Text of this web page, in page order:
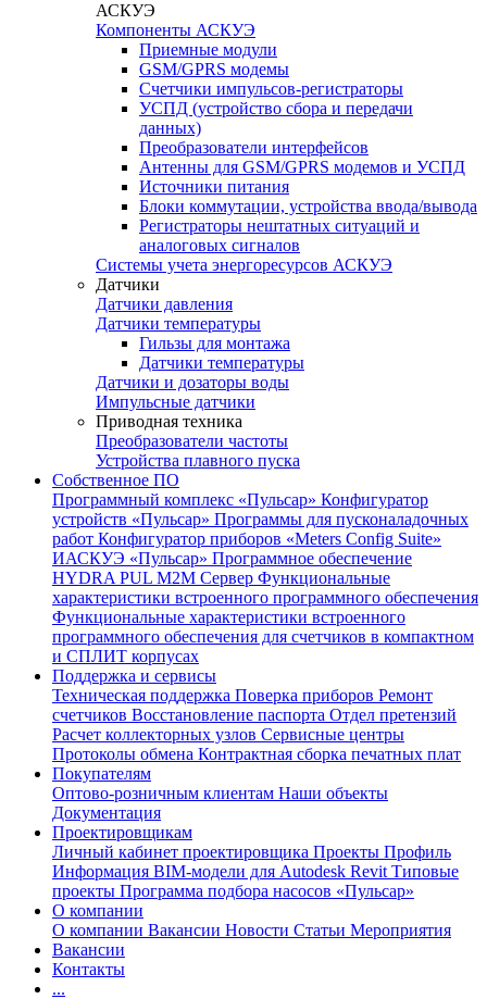
АСКУЭ
Компоненты АСКУЭ
Приемные модули
GSM/GPRS модемы
Счетчики импульсов-регистраторы
УСПД (устройство сбора и передачи
данных)
Преобразователи интерфейсов
Антенны для GSM/GPRS модемов и УСПД
Источники питания
Блоки коммутации, устройства ввода/вывода
Регистраторы нештатных ситуаций и
аналоговых сигналов
Системы учета энергоресурсов АСКУЭ
Датчики
Датчики давления
Датчики температуры
Гильзы для монтажа
Датчики температуры
Датчики и дозаторы воды
Импульсные датчики
Приводная техника
Преобразователи частоты
Устройства плавного пуска
Собственное ПО
Программный комплекс «Пульсар» Конфигуратор
устройств «Пульсар» Программы для пусконаладочных
работ Конфигуратор приборов «Meters Config Suite»
ИАСКУЭ «Пульсар» Программное обеспечение
HYDRA PUL M2M Сервер Функциональные
характеристики встроенного программного обеспечения
Функциональные характеристики встроенного
программного обеспечения для счетчиков в компактном
и СПЛИТ корпусах
Поддержка и сервисы
Техническая поддержка Поверка приборов Ремонт
счетчиков Восстановление паспорта Отдел претензий
Расчет коллекторных узлов Сервисные центры
Протоколы обмена Контрактная сборка печатных плат
Покупателям
Оптово-розничным клиентам Наши объекты
Документация
Проектировщикам
Личный кабинет проектировщика Проекты Профиль
Информация BIM-модели для Autodesk Revit Типовые
проекты Программа подбора насосов «Пульсар»
О компании
О компании Вакансии Новости Статьи Мероприятия
Вакансии
Контакты
...